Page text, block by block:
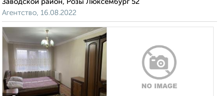
Заводской район, Розы Люксембург 52
Агентство, 16.08.2022